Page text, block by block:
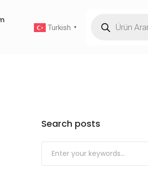
Turkish ▼
Search posts